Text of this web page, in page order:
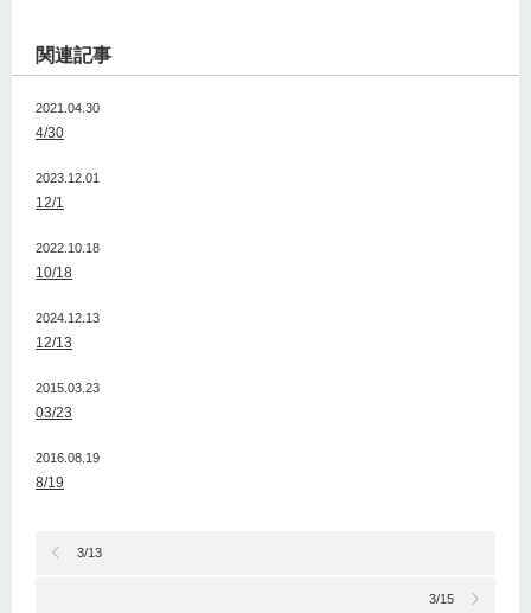
関連記事
2021.04.30
4/30
2023.12.01
12/1
2022.10.18
10/18
2024.12.13
12/13
2015.03.23
03/23
2016.08.19
8/19
3/13
3/15